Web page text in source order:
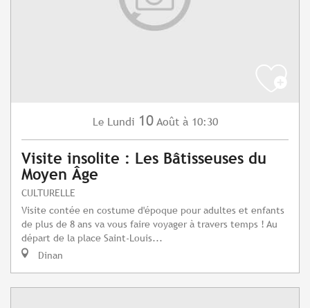
Le Lundi 10 Août à 10:30
Visite insolite : Les Bâtisseuses du
Moyen Âge
CULTURELLE
Visite contée en costume d'époque pour adultes et enfants
de plus de 8 ans va vous faire voyager à travers temps ! Au
départ de la place Saint-Louis...
Dinan